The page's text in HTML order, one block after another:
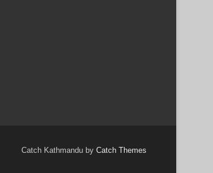
Catch Kathmandu by Catch Themes